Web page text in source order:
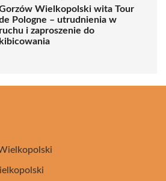
Wielkopolski wita Tour
Pologne – utrudnienia w
ruchu i zaproszenie do
kibicowania